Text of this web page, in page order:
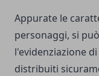
Appurate le
personaggi, si
l'evidenziazione
distribuiti